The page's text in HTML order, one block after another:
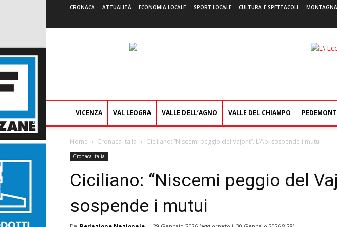
CRONACA ATTUALITÀ ECONOMIA LOCALE SPORT LOCALE CULTURA E SPETTACOLI MONTAGNA
VICENZA VAL LEOGRA VALLE DELL’AGNO VALLE DEL CHIAMPO
Home Cronaca Italia Ciciliano: “Niscemi peggio del Vajont”. L’Abi sospende i mutui
Cronaca Italia
Ciciliano: “Niscemi peggio del
sospende i mutui